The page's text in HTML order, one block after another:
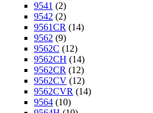
9541 (2)
9542 (2)
9561CR (14)
9562 (9)
9562C (12)
9562CH (14)
9562CR (12)
9562CV (12)
9562CVR (14)
9564 (10)